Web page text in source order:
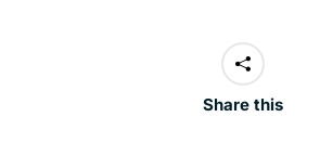
Share this